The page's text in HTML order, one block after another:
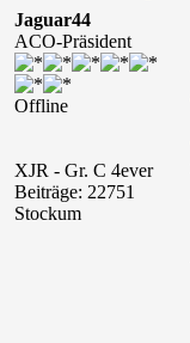
Jaguar44
ACO-Präsident
Offline
XJR - Gr. C 4ever
Beiträge: 22751
Stockum